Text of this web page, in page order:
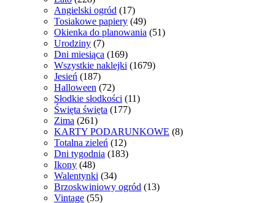
Angielski ogród (17)
Tosiakowe papiery (49)
Okienka do planowania (51)
Urodziny (7)
Dni miesiąca (169)
Wszystkie naklejki (1679)
Jesień (187)
Halloween (72)
Słodkie słodkości (11)
Święta święta (177)
Zima (261)
KARTY PODARUNKOWE (8)
Totalna zieleń (12)
Dni tygodnia (183)
Ikony (48)
Walentynki (34)
Brzoskwiniowy ogród (13)
Vintage (55)